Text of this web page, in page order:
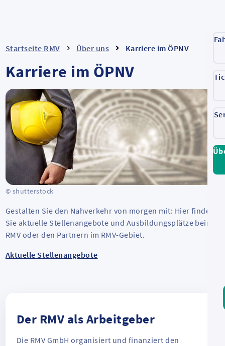
Startseite RMV Über uns Karriere im ÖPNV
Karriere im ÖPNV
© shutterstock
Gestalten Sie den Nahverkehr von morgen mit: Hier finden
Sie aktuelle Stellenangebote und Ausbildungsplätze beim
RMV oder den Partnern im RMV-Gebiet.
Aktuelle Stellenangebote
Der RMV als Arbeitgeber
Die RMV GmbH organisiert und finanziert den